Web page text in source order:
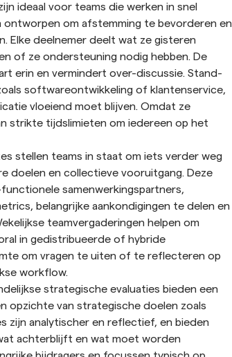
ideaal voor teams die werken in snel
ontworpen om afstemming te bevorderen en
Elke deelnemer deelt wat ze gisteren
of ze ondersteuning nodig hebben. De
erin en vermindert over-discussie. Stand-
softwareontwikkeling of klantenservice,
vloeiend moet blijven. Omdat ze
strikte tijdslimieten om iedereen op het
stellen teams in staat om iets verder weg
doelen en collectieve vooruitgang. Deze
samenwerkingspartners,
belangrijke aankondigingen te delen en
teamvergaderingen helpen om
in gedistribueerde of hybride
om vragen te uiten of te reflecteren op
workflow.
strategische evaluaties bieden een
opzichte van strategische doelen zoals
zijn analytischer en reflectief, en bieden
achterblijft en wat moet worden